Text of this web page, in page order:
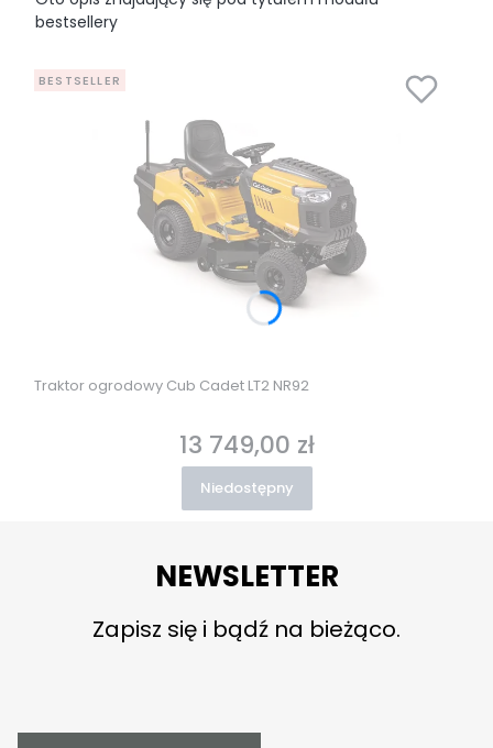
bestsellery
BESTSELLER
Traktor ogrodowy Cub Cadet LT2 NR92
Cena
13 749,00 zł
Niedostępny
NEWSLETTER
Zapisz się i bądź na bieżąco.